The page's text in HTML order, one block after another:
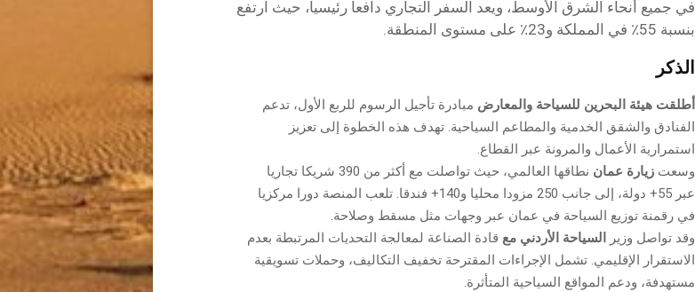
في جميع أنحاء الشرق الأوسط، ويعد السفر التجاري دافعا رئيسيا، حيث ارتفع
بنسبة 55٪ في المملكة و23٪ على مستوى المنطقة.
الذكر
أطلقت هيئة البحرين للسياحة والمعارض مبادرة تأجيل الرسوم للربع الأول، تدعم
الفنادق والشقق الخدمية والمطاعم السياحية. تهدف هذه الخطوة إلى تعزيز
استمرارية الأعمال والمرونة عبر القطاع.
وسعت زيارة عمان
نطاقها العالمي، حيث تواصلت مع أكثر من 390 شريكا تجاريا
عبر 55+ دولة، إلى جانب 250 مزودا محليا و140+ فندقا. تلعب المنصة دورا مركزيا
في رقمنة توزيع السياحة في عمان عبر وجهات مثل مسقط وصلاحة.
وقد تواصل وزير
السياحة الأردني مع قادة الصناعة لمعالجة التحديات المرتبطة بعدم
الاستقرار الإقليمي. تشمل الإجراءات المقترحة تخفيف التكاليف، وحملات تسويقية
مستهدفة، ودعم المواقع السياحية المتأثرة.